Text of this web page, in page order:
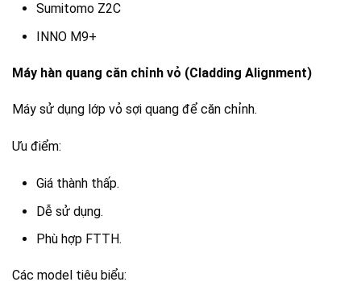
Sumitomo Z2C
INNO M9+
Máy hàn quang căn chỉnh vỏ (Cladding Alignment)
Máy sử dụng lớp vỏ sợi quang để căn chỉnh.
Ưu điểm:
Giá thành thấp.
Dễ sử dụng.
Phù hợp FTTH.
Các model tiêu biểu: